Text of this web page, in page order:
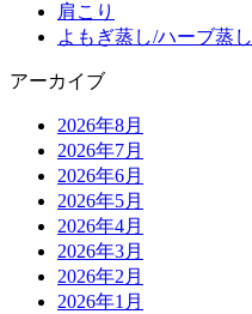
肩こり
よもぎ蒸し/ハーブ蒸し
アーカイブ
2026年8月
2026年7月
2026年6月
2026年5月
2026年4月
2026年3月
2026年2月
2026年1月